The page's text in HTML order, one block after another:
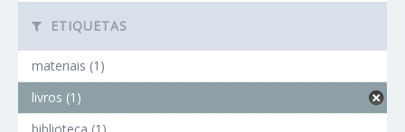
ETIQUETAS
materiais (1)
livros (1)